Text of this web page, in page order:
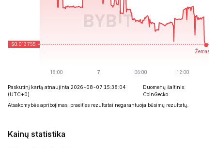
Paskutinį kartą atnaujinta 2026-08-07 15:38:04
(UTC+0)
Duomenų šaltinis:
CoinGecko
Atsakomybės apribojimas: praeities rezultatai negarantuoja būsimų rezultatų.
Kainų statistika